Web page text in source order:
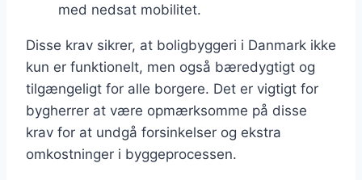
med nedsat mobilitet.
Disse krav sikrer, at boligbyggeri i Danmark ikke
kun er funktionelt, men også bæredygtigt og
tilgængeligt for alle borgere. Det er vigtigt for
bygherrer at være opmærksomme på disse
krav for at undgå forsinkelser og ekstra
omkostninger i byggeprocessen.